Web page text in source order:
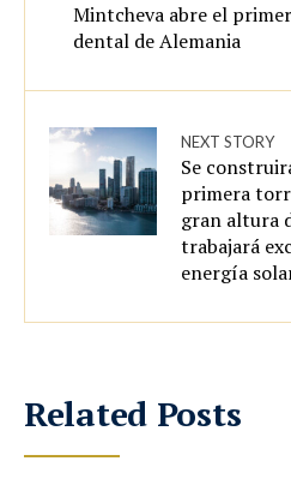
Mintcheva abre el
dental de Alemania
NEXT STORY
Se
primera
gran altura
trabajará
energía
Related Posts